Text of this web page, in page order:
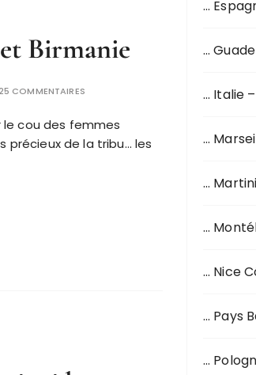
Birmanie
COMMENTAIRES
le cou des femmes
précieux de la tribu… les
…
…
… Italie
…
…
…
… Nice
… Pays
…